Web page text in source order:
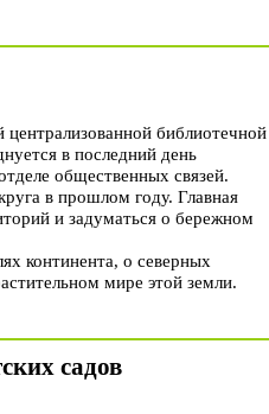
библиотечной
в последний день
общественных связей.
в прошлом году. Главная
и задуматься о бережном
континента, о северных
мире этой земли.
садов